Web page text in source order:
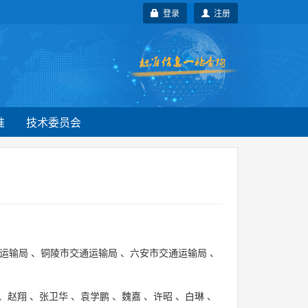
注册
登录
技术委员会
输局 、 铜陵市交通运输局 、 六安市交通运输局 、
赵翔 、 张卫华 、 袁学鹏 、 魏嘉 、 许昭 、 白琳 、